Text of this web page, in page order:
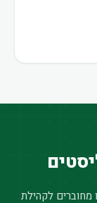
מחוברים לקהילת